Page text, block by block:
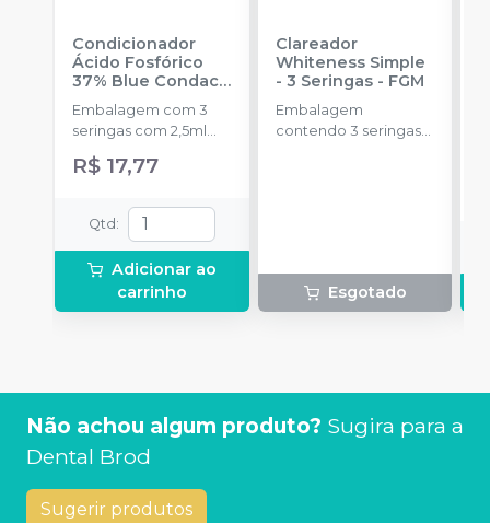
Condicionador
Ácido Fosfórico
37% Blue Condac-
FGM
Embalagem com 3
seringas com 2,5ml
ponteiras para
R$ 17,77
Qtd :
Adicionar ao
carrinho
Clareador
Whiteness Simple
- 3 Seringas- FGM
Embalagem
contendo 3 seringas
Esgotado
Não achou algum produto? Sugira para a
Dental Brod
Sugerir produtos